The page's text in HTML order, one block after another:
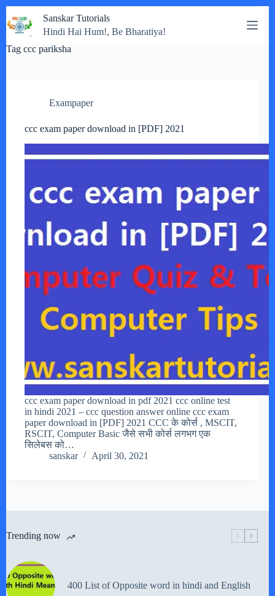
to
content
Sanskar Tutorials
Hindi Hai Hum!, Be Bharatiya!
Tag ccc pariksha
Exampaper
ccc exam paper download in [PDF] 2021
ccc exam paper download in pdf 2021 ccc online test
in hindi 2021 – ccc question answer online ccc exam
paper download in [PDF] 2021 CCC के कोर्स , MSCIT,
RSCIT, Computer Basic जैसे सभी कोर्स लगभग एक
सिलेबस को…
sanskar
April 30, 2021
Trending now
400 List of Opposite word in hindi and English